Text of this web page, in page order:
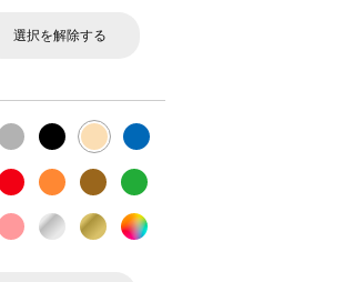
選択を解除する